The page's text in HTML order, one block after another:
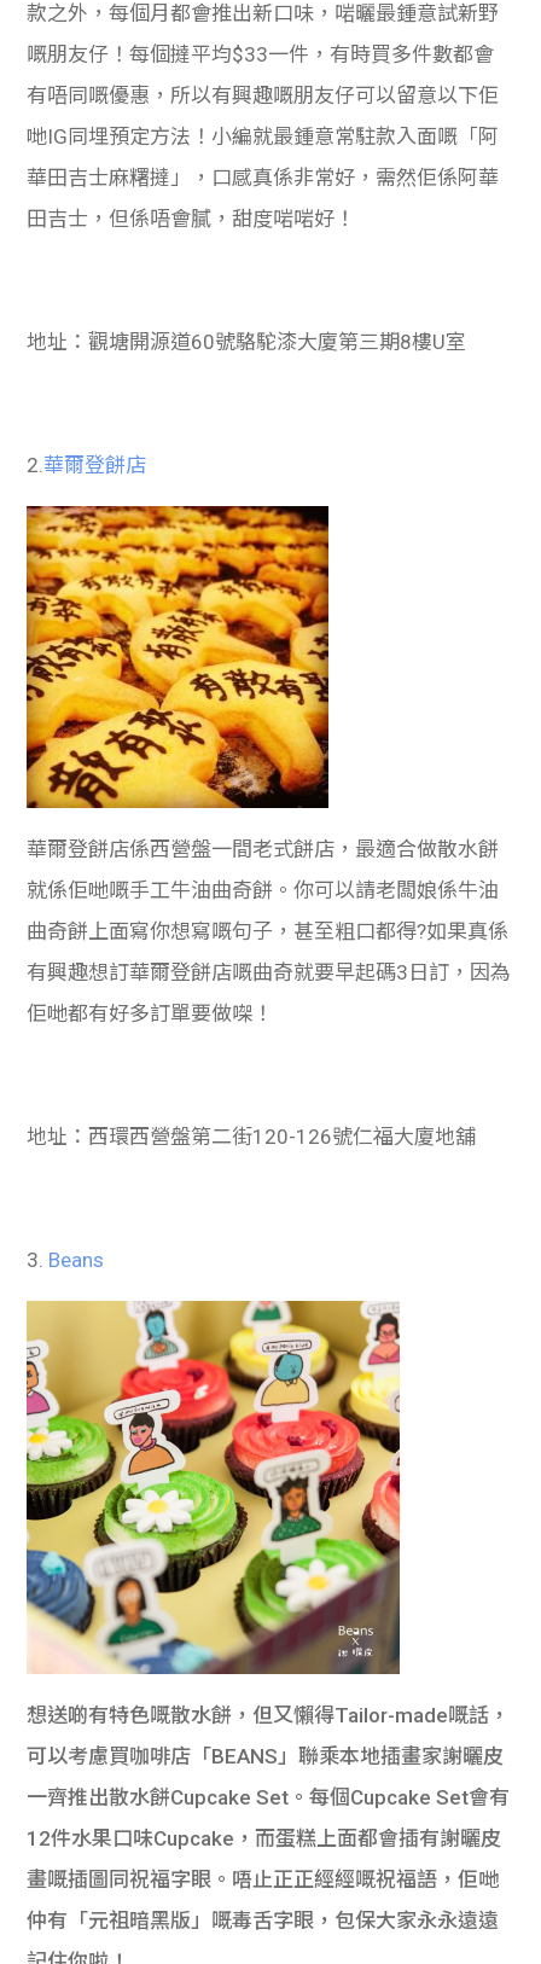
款之外，每個月都會推出新口味，啱曬最鍾意試新野
嘅朋友仔！每個撻平均$33一件，有時買多件數都會
有唔同嘅優惠，所以有興趣嘅朋友仔可以留意以下佢
哋IG同埋預定方法！小編就最鍾意常駐款入面嘅「 阿
華田吉士麻糬撻」，口感真係非常好，需然佢係阿華
田吉士，但係唔會膩，甜度啱啱好！
地址：觀塘開源道60號駱駝漆大廈第三期8樓U室
2.華爾登餅店
華爾登餅店係西營盤一間老式餅店，最適合做散水餅
就係佢哋嘅手工牛油曲奇餅。你可以請老闆娘係牛油
曲奇餅上面寫你想寫嘅句子，甚至粗口都得?如果真係
有興趣想訂華爾登餅店嘅曲奇就要早起碼3日訂，因為
佢哋都有好多訂單要做㗎！
地址：西環西營盤第二街120-126號仁福大廈地舖
3. Beans
想送啲有特色嘅散水餅，但又懶得Tailor-made嘅話，
可以考慮買咖啡店「BEANS」聯乘本地插畫家謝曬皮
一齊推出散水餅Cupcake Set。每個Cupcake Set會有
12件水果口味Cupcake，而蛋糕上面都會插有謝曬皮
畫嘅插圖同祝福字眼。唔止正正經經嘅祝福語，佢哋
仲有「元祖暗黑版」嘅毒舌字眼，包保大家永永遠遠